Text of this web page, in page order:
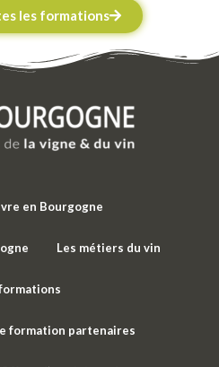
les formations
en Bourgogne
Les métiers du vin
formation partenaires